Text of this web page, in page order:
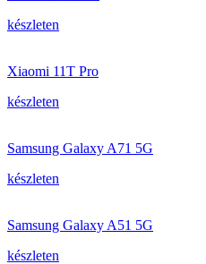
készleten
Xiaomi 11T Pro
készleten
Samsung Galaxy A71 5G
készleten
Samsung Galaxy A51 5G
készleten